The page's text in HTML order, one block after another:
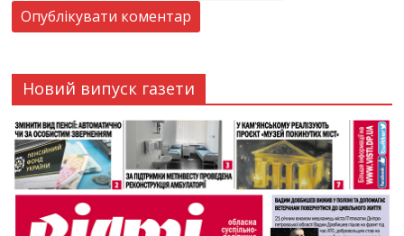
Новий випуск газети